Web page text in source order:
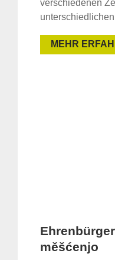
verschiedenen
MEHR
měšćenjo